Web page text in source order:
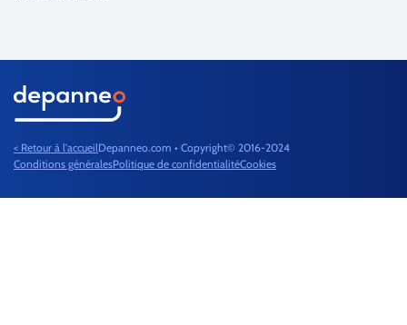
< Retour à l'accueilDepanneo.com • Copyright© 2016-2024
Conditions généralesPolitique de confidentialitéCookies